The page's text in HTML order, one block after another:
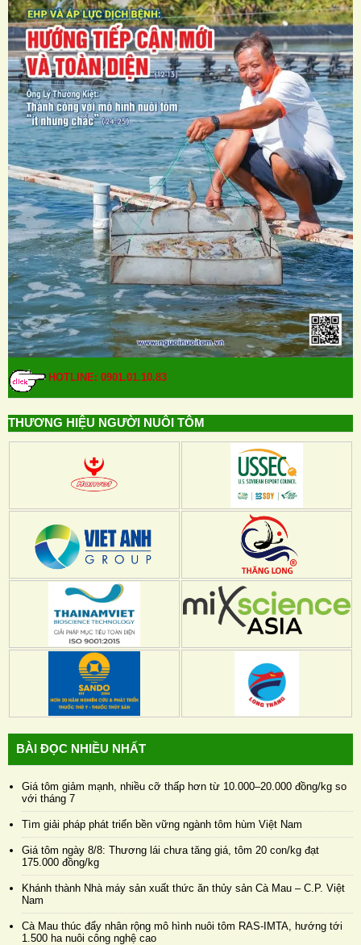
HOTLINE: 0901.01.10.83
THƯƠNG HIỆU NGƯỜI NUÔI TÔM
BÀI ĐỌC NHIỀU NHẤT
Giá tôm giảm mạnh, nhiều cỡ thấp hơn từ 10.000–20.000 đồng/kg so
với tháng 7
Tìm giải pháp phát triển bền vững ngành tôm hùm Việt Nam
Giá tôm ngày 8/8: Thương lái chưa tăng giá, tôm 20 con/kg đạt
175.000 đồng/kg
Khánh thành Nhà máy sản xuất thức ăn thủy sản Cà Mau – C.P. Việt
Nam
Cà Mau thúc đẩy nhân rộng mô hình nuôi tôm RAS-IMTA, hướng tới
1.500 ha nuôi công nghệ cao